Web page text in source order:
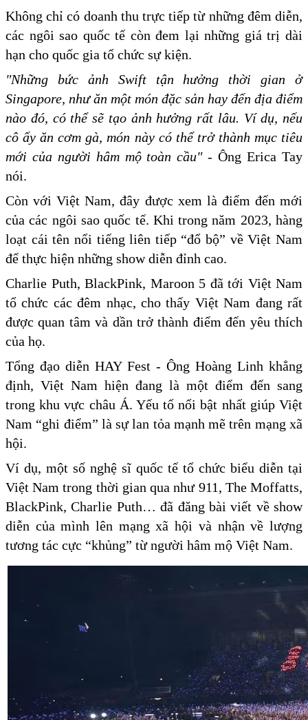
Không chỉ có doanh thu trực tiếp từ những đêm diễn,
các ngôi sao quốc tế còn đem lại những giá trị dài
hạn cho quốc gia tổ chức sự kiện.
"Những bức ảnh Swift tận hưởng thời gian ở
Singapore, như ăn một món đặc sản hay đến địa điểm
nào đó, có thể sẽ tạo ảnh hưởng rất lâu. Ví dụ, nếu
cô ấy ăn cơm gà, món này có thể trở thành mục tiêu
mới của người hâm mộ toàn cầu"- Ông Erica Tay
nói.
Còn với Việt Nam, đây được xem là điểm đến mới
của các ngôi sao quốc tế. Khi trong năm 2023, hàng
loạt cái tên nổi tiếng liên tiếp “đổ bộ” về Việt Nam
để thực hiện những show diễn đỉnh cao.
Charlie Puth, BlackPink, Maroon 5 đã tới Việt Nam
tổ chức các đêm nhạc, cho thấy Việt Nam đang rất
được quan tâm và dần trở thành điểm đến yêu thích
của họ.
Tổng đạo diễn HAY Fest - Ông Hoàng Linh khẳng
định, Việt Nam hiện đang là một điểm đến sang
trong khu vực châu Á. Yếu tố nổi bật nhất giúp Việt
Nam “ghi điểm” là sự lan tỏa mạnh mẽ trên mạng xã
hội.
Ví dụ, một số nghệ sĩ quốc tế tổ chức biểu diễn tại
Việt Nam trong thời gian qua như 911, The Moffatts,
BlackPink, Charlie Puth… đã đăng bài viết về show
diễn của mình lên mạng xã hội và nhận về lượng
tương tác cực “khủng” từ người hâm mộ Việt Nam.